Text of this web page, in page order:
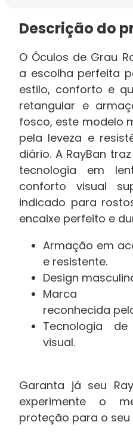
Descrição do
O Óculos de Grau
a escolha perfeita
estilo, conforto e
retangular e
fosco, este modelo
pela leveza e
diário. A RayBan
tecnologia em
conforto visual
indicado para
encaixe perfeito e
Armação em
e resistente.
Design
Marca
reconhecida
Tecnologia
visual.
Garanta já seu
experimente o
proteção para o seu